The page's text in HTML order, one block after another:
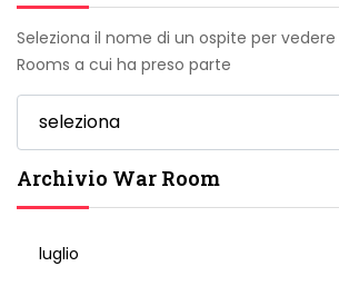
Seleziona il nome di un ospite per
Rooms a cui ha preso parte
Archivio War Room
luglio